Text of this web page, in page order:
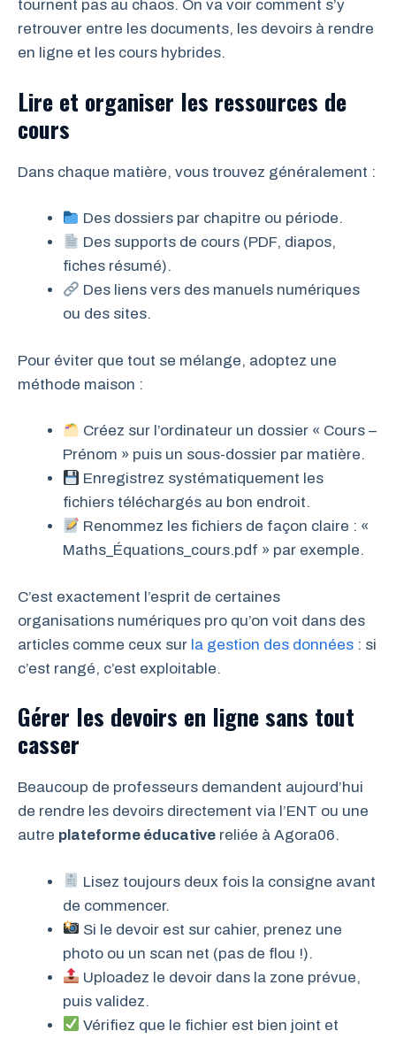
tournent pas au chaos. On va voir comment s’y
retrouver entre les documents, les devoirs à rendre
en ligne et les cours hybrides.
Lire et organiser les ressources de
cours
Dans chaque matière, vous trouvez généralement :
Des dossiers par chapitre ou période.
Des supports de cours (PDF, diapos,
fiches résumé).
Des liens vers des manuels numériques
ou des sites.
Pour éviter que tout se mélange, adoptez une
méthode maison :
Créez sur l’ordinateur un dossier « Cours –
Prénom » puis un sous-dossier par matière.
Enregistrez systématiquement les
fichiers téléchargés au bon endroit.
Renommez les fichiers de façon claire : «
Maths_Équations_cours.pdf » par exemple.
C’est exactement l’esprit de certaines
organisations numériques pro qu’on voit dans des
articles comme ceux sur la gestion des données : si
c’est rangé, c’est exploitable.
Gérer les devoirs en ligne sans tout
casser
Beaucoup de professeurs demandent aujourd’hui
de rendre les devoirs directement via l’ENT ou une
autre plateforme éducative reliée à Agora06.
Lisez toujours deux fois la consigne avant
de commencer.
Si le devoir est sur cahier, prenez une
photo ou un scan net (pas de flou !).
Uploadez le devoir dans la zone prévue,
puis validez.
Vérifiez que le fichier est bien joint et